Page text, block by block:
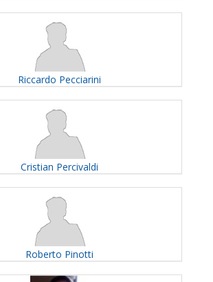
Riccardo Pecciarini
Cristian Percivaldi
Roberto Pinotti